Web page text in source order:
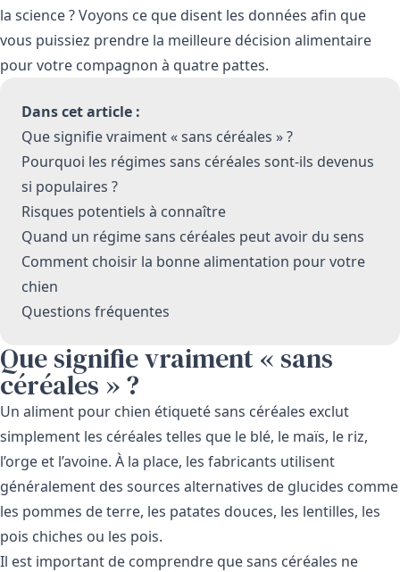
la science ? Voyons ce que disent les données afin que
vous puissiez prendre la meilleure décision alimentaire
pour votre compagnon à quatre pattes.
Dans cet article :
Que signifie vraiment « sans céréales » ?
Pourquoi les régimes sans céréales sont-ils devenus
si populaires ?
Risques potentiels à connaître
Quand un régime sans céréales peut avoir du sens
Comment choisir la bonne alimentation pour votre
chien
Questions fréquentes
Que signifie vraiment « sans
céréales » ?
Un aliment pour chien étiqueté sans céréales exclut
simplement les céréales telles que le blé, le maïs, le riz,
l’orge et l’avoine. À la place, les fabricants utilisent
généralement des sources alternatives de glucides comme
les pommes de terre, les patates douces, les lentilles, les
pois chiches ou les pois.
Il est important de comprendre que sans céréales ne